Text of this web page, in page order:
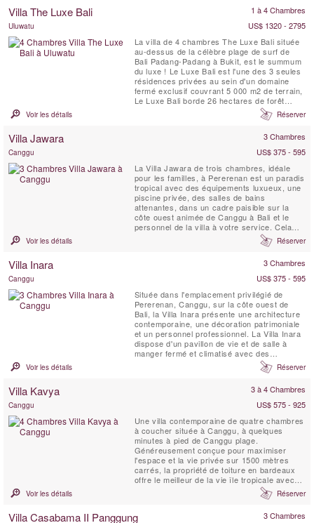
Villa The Luxe Bali 1 à 4 Chambres
Uluwatu
US$ 1320 - 2795
La villa de 4 chambres The Luxe Bali située
au-dessus de la célèbre plage de surf de
Bali Padang-Padang à Bukit, est le summum
du luxe ! Le Luxe Bali est l'une des 3 seules
résidences privées au sein d'un domaine
fermé exclusif couvrant 5 000 m2 de terrain,
Le Luxe Bali borde 26 hectares de forêt
vierge. Perchée sur l'un des meilleurs
emplacements au sommet d'une falaise de
spot de surf et les plages en contrebas, le
Voir les détails Réserver
Villa Jawara 3 Chambres
Canggu
US$ 375 - 595
La Villa Jawara de trois chambres, idéale
pour les familles, à Pererenan est un paradis
tropical avec des équipements luxueux, une
piscine privée, des salles de bains
attenantes, dans un cadre paisible sur la
côte ouest animée de Canggu à Bali et le
personnel de la villa à votre service. Cela
pourrait être votre villa de luxe parfaite à Bali
! Le nom Jawara signifie « Aimer la paix ».
Voir les détails Réserver
Villa Inara 3 Chambres
Canggu
US$ 375 - 595
Située dans l'emplacement privilégié de
Pererenan, Canggu, sur la côte ouest de
Bali, la Villa Inara présente une architecture
contemporaine, une décoration patrimoniale
et un personnel professionnel. La Villa Inara
dispose d'un pavillon de vie et de salle à
manger fermé et climatisé avec des
systèmes de divertissement, de nombreux
sièges et une cuisine, ainsi que trois
bains privative et vérandas extérieures
Voir les détails Réserver
Villa Kavya 3 à 4 Chambres
Canggu
US$ 575 - 925
Une villa contemporaine de quatre chambres
à coucher située à Canggu, à quelques
minutes à pied de Canggu plage.
Généreusement conçue pour maximiser
l'espace et la vie privée sur 1500 mètres
carrés, la propriété de toiture en bardeaux
offre le meilleur de la vie île tropicale avec
Voir les détails Réserver
Villa Casabama II Panggung 3 Chambres